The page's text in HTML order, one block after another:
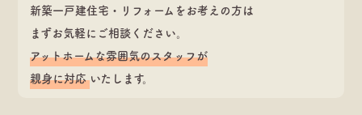
新築一戸建住宅・リフォームをお考えの方は
まずお気軽にご相談ください。
アットホームな雰囲気のスタッフが
親身に対応いたします。